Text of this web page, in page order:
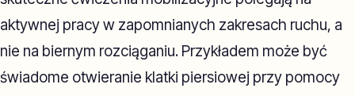
aktywnej pracy w zapomnianych zakresach ruchu, a
nie na biernym rozciąganiu. Przykładem może być
świadome otwieranie klatki piersiowej przy pomocy